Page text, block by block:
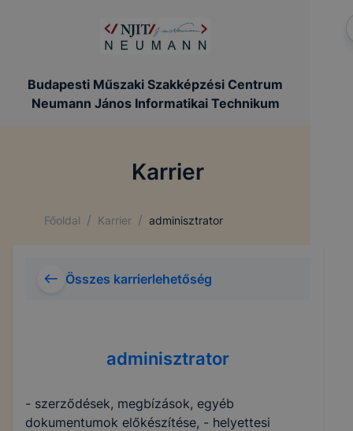
Budapesti Műszaki Szakképzési Centrum
Neumann János Informatikai Technikum
Karrier
Főoldal / Karrier / adminisztrator
Összes karrierlehetőség
adminisztrator
- szerződések, megbízások, egyéb
dokumentumok előkészítése, - helyettesi